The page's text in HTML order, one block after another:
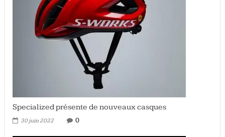
Specialized présente de nouveaux casques
30 juin 2022 0